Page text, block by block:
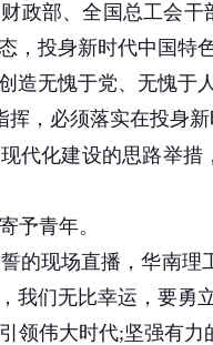
政部、全国总工会
，投身新时代中国特
造无愧于党、无愧于
挥，必须落实在投身
代化建设的思路举
予青年。
的现场直播，华南
我们无比幸运，要勇
领伟大时代;坚强有力